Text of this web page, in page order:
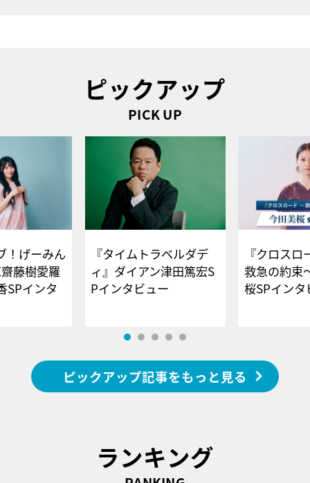
ピックアップ
PICK UP
！げーみん
藤樹愛羅
SPインタ
『タイムトラベルダデ
ィ』ダイアン津田篤宏S
Pインタビュー
『クロス
救急の約束
桜SPイ
ピックアップ記事をもっと見る
ランキング